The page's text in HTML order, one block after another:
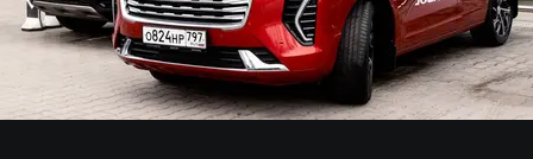
DARGO
от 3 199 000 ₽
DARGO X
от 3 499 000 ₽
Тест-драйв
Трейд-ин
СЕРВИСНОЕ ОБСЛУЖИВАНИЕ
Нулевое ТО
Программа «Помощь на дороге»
О дилере
Наша команда
Контакты